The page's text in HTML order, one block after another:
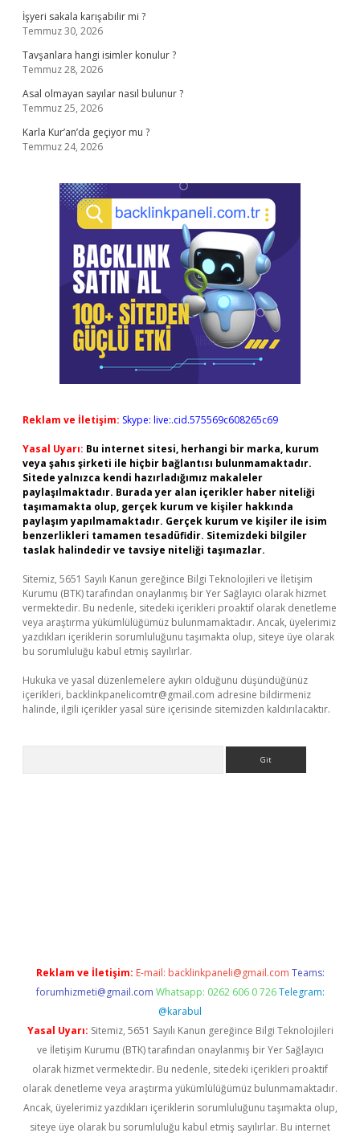
İşyeri sakala karışabilir mi ?
Temmuz 30, 2026
Tavşanlara hangi isimler konulur ?
Temmuz 28, 2026
Asal olmayan sayılar nasıl bulunur ?
Temmuz 25, 2026
Karla Kur’an’da geçiyor mu ?
Temmuz 24, 2026
Reklam ve İletişim: Skype: live:.cid.575569c608265c69
Yasal Uyarı: Bu internet sitesi, herhangi bir marka, kurum
veya şahıs şirketi ile hiçbir bağlantısı bulunmamaktadır.
Sitede yalnızca kendi hazırladığımız makaleler
paylaşılmaktadır. Burada yer alan içerikler haber niteliği
taşımamakta olup, gerçek kurum ve kişiler hakkında
paylaşım yapılmamaktadır. Gerçek kurum ve kişiler ile isim
benzerlikleri tamamen tesadüfidir. Sitemizdeki bilgiler
taslak halindedir ve tavsiye niteliği taşımazlar.
Sitemiz, 5651 Sayılı Kanun gereğince Bilgi Teknolojileri ve İletişim
Kurumu (BTK) tarafından onaylanmış bir Yer Sağlayıcı olarak hizmet
vermektedir. Bu nedenle, sitedeki içerikleri proaktif olarak denetleme
veya araştırma yükümlülüğümüz bulunmamaktadır. Ancak, üyelerimiz
yazdıkları içeriklerin sorumluluğunu taşımakta olup, siteye üye olarak
bu sorumluluğu kabul etmiş sayılırlar.
Hukuka ve yasal düzenlemelere aykırı olduğunu düşündüğünüz
içerikleri, backlinkpanelicomtr@gmail.com adresine bildirmeniz
halinde, ilgili içerikler yasal süre içerisinde sitemizden kaldırılacaktır.
Reklam ve İletişim: E-mail: backlinkpaneli@gmail.com Teams:
forumhizmeti@gmail.com Whatsapp: 0262 606 0 726 Telegram:
@karabul
Yasal Uyarı: Sitemiz, 5651 Sayılı Kanun gereğince Bilgi Teknolojileri
ve İletişim Kurumu (BTK) tarafından onaylanmış bir Yer Sağlayıcı
olarak hizmet vermektedir. Bu nedenle, sitedeki içerikleri proaktif
olarak denetleme veya araştırma yükümlülüğümüz bulunmamaktadır.
Ancak, üyelerimiz yazdıkları içeriklerin sorumluluğunu taşımakta olup,
siteye üye olarak bu sorumluluğu kabul etmiş sayılırlar. Bu internet